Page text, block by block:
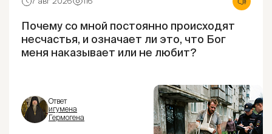
Почему со мной постоянно происходят
несчастья, и означает ли это, что Бог
меня наказывает или не любит?
Ответ
игумена
Гермогена